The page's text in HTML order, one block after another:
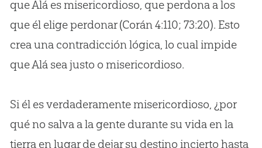
que Alá es misericordioso, que perdona a los
que él elige perdonar (Corán 4:110; 73:20). Esto
crea una contradicción lógica, lo cual impide
que Alá sea justo o misericordioso.
Si él es verdaderamente misericordioso, ¿por
qué no salva a la gente durante su vida en la
tierra en lugar de dejar su destino incierto hasta